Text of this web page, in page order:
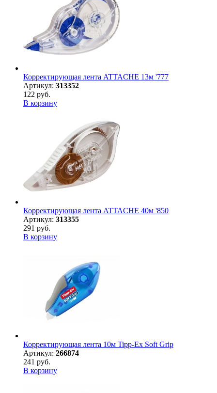
Корректирующая лента ATTACHE 13м '777
Артикул: 313352
122 руб.
В корзину
Корректирующая лента ATTACHE 40м '850
Артикул: 313355
291 руб.
В корзину
Корректирующая лента 10м Tipp-Ex Soft Grip
Артикул: 266874
241 руб.
В корзину